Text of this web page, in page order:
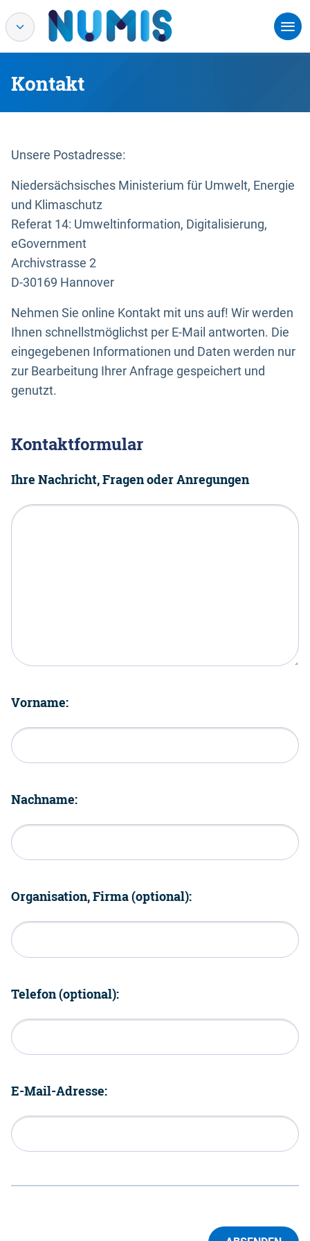
Kontakt
Unsere Postadresse:
Niedersächsisches Ministerium für Umwelt, Energie
und Klimaschutz
Referat 14: Umweltinformation, Digitalisierung,
eGovernment
Archivstrasse 2
D-30169 Hannover
Nehmen Sie online Kontakt mit uns auf! Wir werden
Ihnen schnellstmöglichst per E-Mail antworten. Die
eingegebenen Informationen und Daten werden nur
zur Bearbeitung Ihrer Anfrage gespeichert und
genutzt.
Kontaktformular
Ihre Nachricht, Fragen oder Anregungen
Vorname:
Nachname:
Organisation, Firma (optional):
Telefon (optional):
E-Mail-Adresse: